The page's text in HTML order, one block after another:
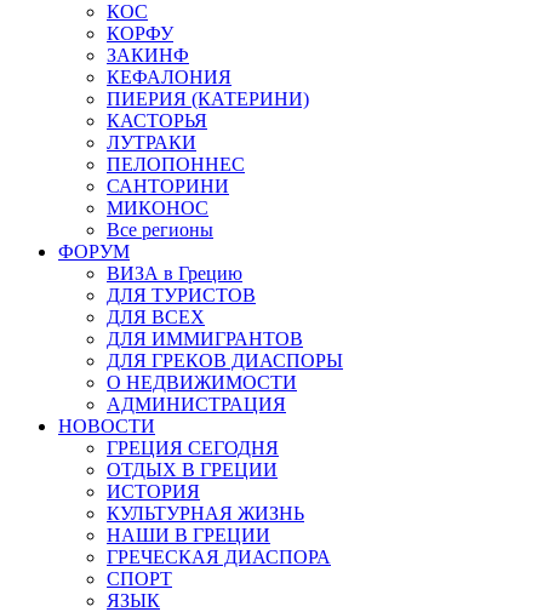
КОС
КОРФУ
ЗАКИНФ
КЕФАЛОНИЯ
ПИЕРИЯ (КАТЕРИНИ)
КАСТОРЬЯ
ЛУТРАКИ
ПЕЛОПОННЕС
САНТОРИНИ
МИКОНОС
Все регионы
ФОРУМ
ВИЗА в Грецию
ДЛЯ ТУРИСТОВ
ДЛЯ ВСЕХ
ДЛЯ ИММИГРАНТОВ
ДЛЯ ГРЕКОВ ДИАСПОРЫ
О НЕДВИЖИМОСТИ
АДМИНИСТРАЦИЯ
НОВОСТИ
ГРЕЦИЯ СЕГОДНЯ
ОТДЫХ В ГРЕЦИИ
ИСТОРИЯ
КУЛЬТУРНАЯ ЖИЗНЬ
НАШИ В ГРЕЦИИ
ГРЕЧЕСКАЯ ДИАСПОРА
СПОРТ
ЯЗЫК